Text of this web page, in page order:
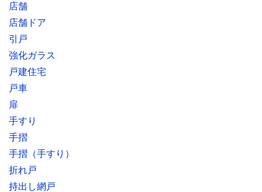
店舗
店舗ドア
引戸
強化ガラス
戸建住宅
戸車
扉
手すり
手摺
手摺（手すり）
折れ戸
持出し網戸